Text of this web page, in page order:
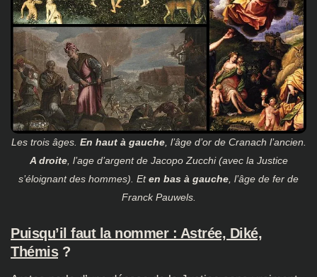
Les trois âges. En haut à gauche, l’âge d’or de Cranach l’ancien.
A droite, l’age d’argent de Jacopo Zucchi (avec la Justice
s’éloignant des hommes). Et en bas à gauche , l’âge de fer de
Franck Pauwels.
Puisqu’il faut la nommer : Astrée, Diké,
Thémis?